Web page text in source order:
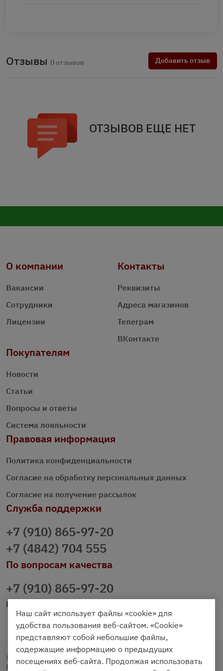
Отзывы 0 отзывов Добавить отзыв
ОТЗЫВОВ ЕЩЕ НЕТ
О компании
Вакансии
Сотрудники
Лицензии
Контакты
Реквизиты
Адреса магазинов
Телеграм
ВКонтакте
Покупателям
Новости
Статьи
Вопросы и ответы
Система лояльности
Правовая информация
Политика конфиденциальности
Согласие на обработку персональных данных
Согласие на получение рассылок
Служба поддержки
+7 (910) 865-97-20
+7 (4842) 704 555
По вопросам качества
+7 (910) 865-97-20
prazdnichniy40@palmi.ru
Copyright © 2020 - 2026. Праздничный Стол.
Разработка и продвижение - Vegas Studio
Наш сайт использует файлы «cookie» для
удобства пользования веб-сайтом. «Cookie»
представляют собой небольшие файлы,
содержащие информацию о предыдущих
посещениях веб-сайта. Продолжая использовать